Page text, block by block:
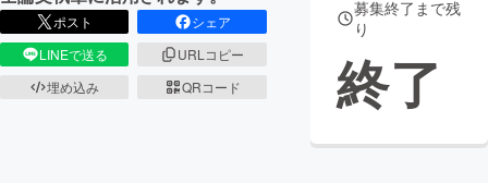
ポスト
シェア
LINEで送る
URLコピー
埋め込み
QRコード
募集終了まで残
り
終了